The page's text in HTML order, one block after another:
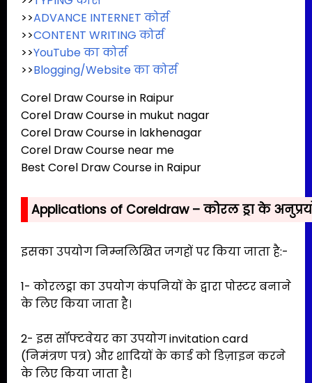
>>ADVANCE INTERNET कोर्स
>>CONTENT WRITING कोर्स
>>YouTube का कोर्स
>>Blogging/Website का कोर्स
Corel Draw Course in Raipur
Corel Draw Course in mukut nagar
Corel Draw Course in lakhenagar
Corel Draw Course near me
Best Corel Draw Course in Raipur
Applications of Coreldraw – कोरल ड्रा के
इसका उपयोग निम्नलिखित जगहों पर किया जाता है:-
1- कोरलड्रा का उपयोग कंपनियों के द्वारा पोस्टर बनाने
के लिए किया जाता है।
2- इस सॉफ्टवेयर का उपयोग invitation card
(निमंत्रण पत्र) और शादियों के कार्ड को डिज़ाइन करने
के लिए किया जाता है।